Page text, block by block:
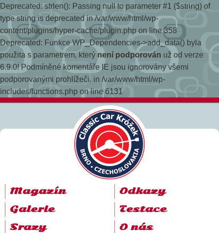
Deprecated: strlen(): Passing null to parameter #1 ($string) of
type string is deprecated in /var/www/html/wp-
content/plugins/hyper-cache/plugin.php on line 358
Deprecated: Funkce WP_Dependencies->add_data() byla
použita s parametrem, který není podporován už od verze
6.9.0! Podmíněné komentáře IE jsou ignorovány všemi
podporovanými prohlížeči. in /var/www/html/wp-
includes/functions.php on line 6131
Magazín
Galerie
Srazy
Odkazy
Testace
O nás